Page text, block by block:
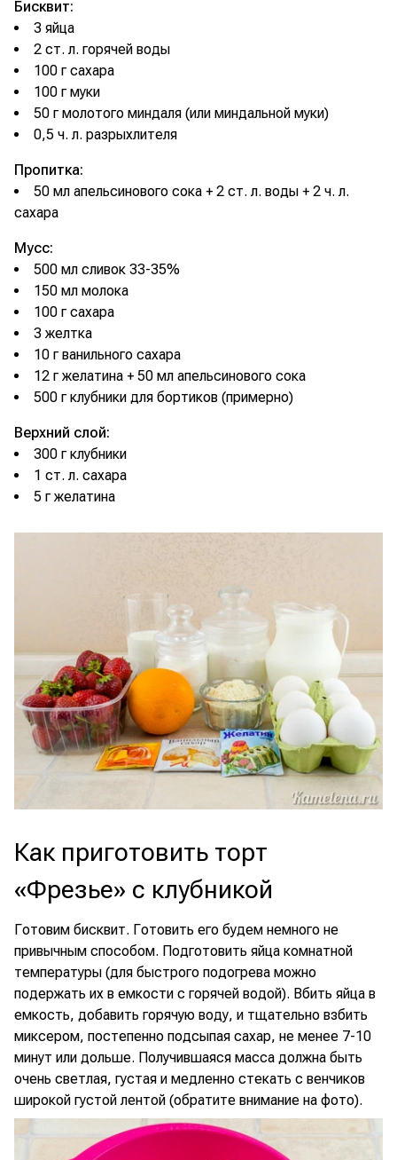
Бисквит:
3 яйца
2 ст. л. горячей воды
100 г сахара
100 г муки
50 г молотого миндаля (или миндальной муки)
0,5 ч. л. разрыхлителя
Пропитка:
50 мл апельсинового сока + 2 ст. л. воды + 2 ч. л.
сахара
Мусс:
500 мл сливок 33-35%
150 мл молока
100 г сахара
3 желтка
10 г ванильного сахара
12 г желатина + 50 мл апельсинового сока
500 г клубники для бортиков (примерно)
Верхний слой:
300 г клубники
1 ст. л. сахара
5 г желатина
Как приготовить торт
«Фрезье» с клубникой
Готовим бисквит. Готовить его будем немного не
привычным способом. Подготовить яйца комнатной
температуры (для быстрого подогрева можно
подержать их в емкости с горячей водой). Вбить яйца в
емкость, добавить горячую воду, и тщательно взбить
миксером, постепенно подсыпая сахар, не менее 7-10
минут или дольше. Получившаяся масса должна быть
очень светлая, густая и медленно стекать с венчиков
широкой густой лентой (обратите внимание на фото).